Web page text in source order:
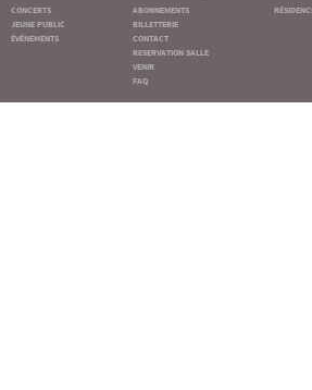
concerts
jeune public
événements
abonnements
billetterie
contact
reservation salle
venir
faq